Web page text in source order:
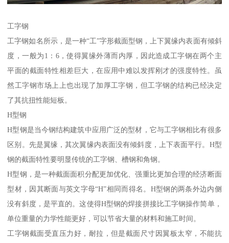
工字钢
工字钢如名所示，是一种“工”字形截面型钢，上下翼缘内表面有倾斜
度，一般为1：6，使得翼缘外薄而内厚，因此造成工字钢在两个主
平面的截面特性相差巨大，在应用中难以发挥刚才的强度特性。虽
然工字钢市场上上也出现了加厚工字钢，但工字钢的结构已经决定
了其抗扭性能短板。
H型钢
H型钢是当今钢结构建筑中应用广泛的型材，它与工字钢相比有很多
区别。先是翼缘，其次翼缘内表面没有倾斜度，上下表面平行。H型
钢的截面特性要明显传统的工字钢、槽钢和角钢。
H型钢，是一种截面面积分配更加优化、强重比更加合理的经济断面
型材，因其断面与英文字母“H”相同而得名。H型钢的两条外边内侧
没有斜度，是平直的。这使得H型钢的焊接拼接比工字钢操作简单，
单位重量的力学性能更好，可以节省大量的材料和施工时间。
工字钢截面受直压力好，耐拉，但是截面尺寸因翼板太窄，不能抗